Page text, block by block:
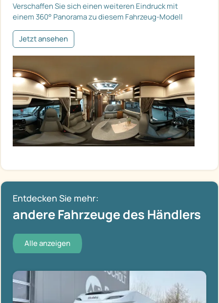
Verschaffen Sie sich einen weiteren Eindruck mit
einem 360° Panorama zu diesem Fahrzeug-Modell
Jetzt ansehen
Entdecken Sie mehr:
andere Fahrzeuge des Händlers
Alle anzeigen